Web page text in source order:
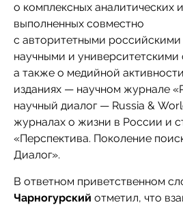
о комплексных аналитических
выполненных совместно
с авторитетными
научными и университетскими
а также о медийной
изданиях — научном журнале
научный диалог — Russia &
журналах о жизни в России и
«Перспектива. Поколение
Диалог».
В ответном приветственном
Чарногурский отметил, что